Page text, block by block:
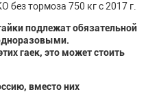
без тормоза 750 кг с 2017 г.
подлежат обязательной
гаек, это может стоить
вместо них